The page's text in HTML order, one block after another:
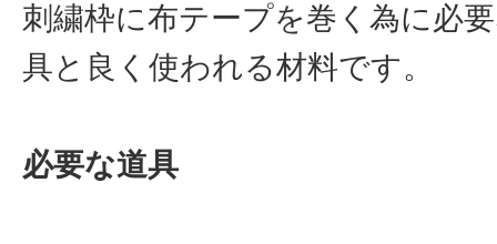
刺繍枠に布テープを巻く為に必
具と良く使われる材料です。
必要な道具